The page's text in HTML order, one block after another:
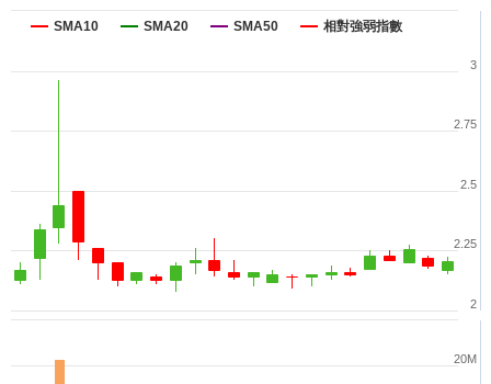
SMA10 SMA20 SMA50 相對強弱指數
2
2.25
2.5
2.75
3
20M